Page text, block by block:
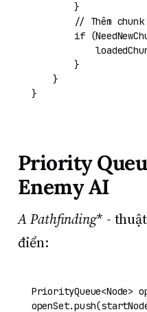
        }
// Thêm
if
        }
    }
Priority
Enemy AI
APathfinding* -
điển:
PriorityQueue<Node>
openSet.push